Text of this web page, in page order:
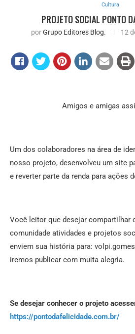
Cultura
PROJETO SOCIAL PONTO
porGrupo Editores Blog. 12
Amigos e amigas
Um dos colaboradores na área de
nosso projeto, desenvolveu um site
e reverter parte da renda para ações
Você leitor que desejar compartilhar
comunidade atividades e projetos
enviem sua história para:
iremos publicar com muita alegria.
Se desejar conhecer o projeto
https://pontodafelicidade.com.br/